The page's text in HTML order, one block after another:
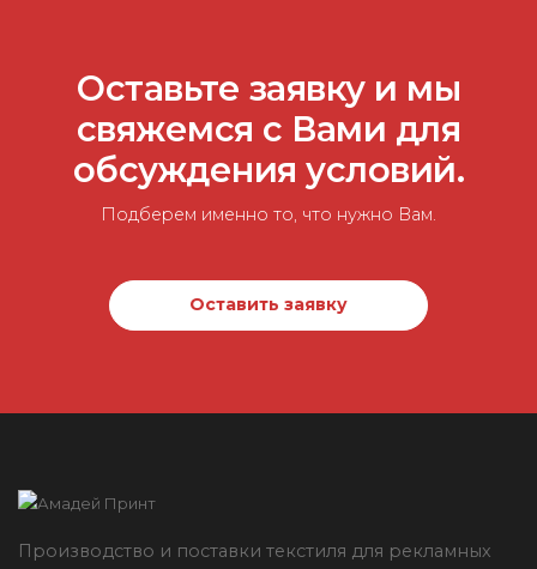
Оставьте заявку и мы
свяжемся с Вами для
обсуждения условий.
Подберем именно то, что нужно Вам.
Оставить заявку
Производство и поставки текстиля для рекламных